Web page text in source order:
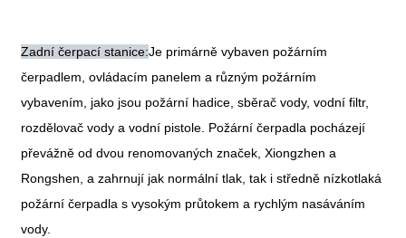
Zadní čerpací stanice:Je primárně vybaven požárním
čerpadlem, ovládacím panelem a různým požárním
vybavením, jako jsou požární hadice, sběrač vody, vodní filtr,
rozdělovač vody a vodní pistole. Požární čerpadla pocházejí
převážně od dvou renomovaných značek, Xiongzhen a
Rongshen, a zahrnují jak normální tlak, tak i středně nízkotlaká
požární čerpadla s vysokým průtokem a rychlým nasáváním
vody.